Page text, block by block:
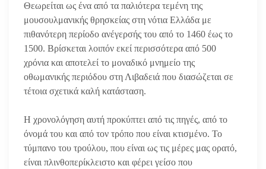
Θεωρείται ως ένα από τα παλιότερα τεμένη της
μουσουλμανικής θρησκείας στη νότια Ελλάδα με
πιθανότερη περίοδο ανέγερσής του από το 1460 έως το
1500. Βρίσκεται λοιπόν εκεί περισσότερα από 500
χρόνια και αποτελεί το μοναδικό μνημείο της
οθωμανικής περιόδου στη Λιβαδειά που διασώζεται σε
τέτοια σχετικά καλή κατάσταση.
Η χρονολόγηση αυτή προκύπτει από τις πηγές, από το
όνομά του και από τον τρόπο που είναι κτισμένο. Το
τύμπανο του τρούλου, που είναι ως τις μέρες μας ορατό,
είναι πλινθοπερίκλειστο και φέρει γείσο που